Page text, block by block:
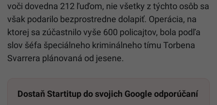
voči dovedna 212 ľuďom, nie všetky z týchto osôb sa
však podarilo bezprostredne dolapiť. Operácia, na
ktorej sa zúčastnilo vyše 600 policajtov, bola podľa
slov šéfa špeciálneho kriminálneho tímu Torbena
Svarrera plánovaná od jesene.
Dostaň Startitup do svojich Google odporúčaní